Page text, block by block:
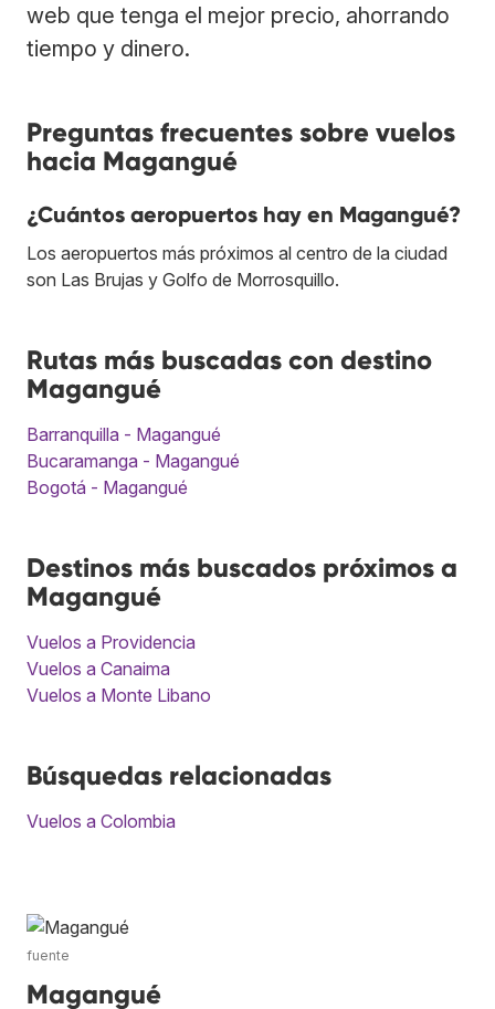
web que tenga el mejor precio, ahorrando
tiempo y dinero.
Preguntas frecuentes sobre vuelos
hacia Magangué
¿Cuántos aeropuertos hay en Magangué?
Los aeropuertos más próximos al centro de la ciudad
son Las Brujas y Golfo de Morrosquillo.
Rutas más buscadas con destino
Magangué
Barranquilla - Magangué
Bucaramanga - Magangué
Bogotá - Magangué
Destinos más buscados próximos a
Magangué
Vuelos a Providencia
Vuelos a Canaima
Vuelos a Monte Libano
Búsquedas relacionadas
Vuelos a Colombia
fuente
Magangué